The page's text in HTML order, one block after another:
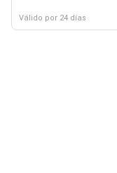
Válido por 24 días